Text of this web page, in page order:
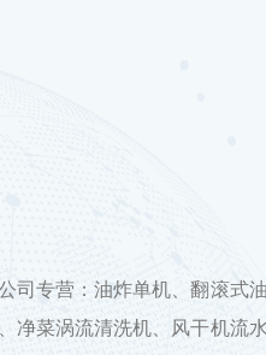
专营：油炸单机、翻滚式
净菜涡流清洗机、风干机流